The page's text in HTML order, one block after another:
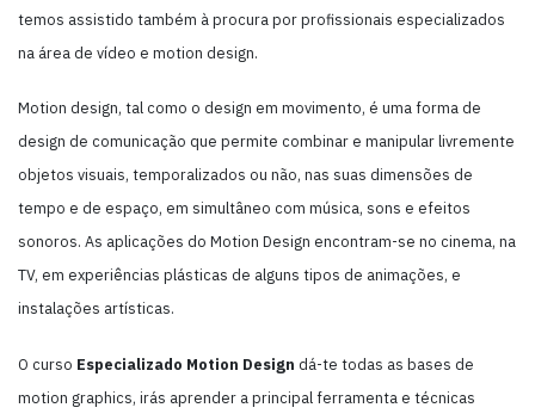
temos assistido também à procura por profissionais especializados
na área de vídeo e motion design.
Motion design, tal como o design em movimento, é uma forma de
design de comunicação que permite combinar e manipular livremente
objetos visuais, temporalizados ou não, nas suas dimensões de
tempo e de espaço, em simultâneo com música, sons e efeitos
sonoros. As aplicações do Motion Design encontram-se no cinema, na
TV, em experiências plásticas de alguns tipos de animações, e
instalações artísticas.
O curso Especializado Motion Design dá-te todas as bases de
motion graphics, irás aprender a principal ferramenta e técnicas